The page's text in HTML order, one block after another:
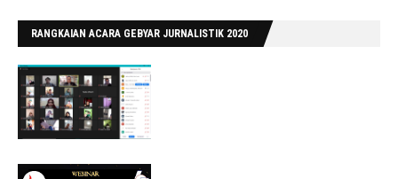
RANGKAIAN ACARA GEBYAR JURNALISTIK 2020